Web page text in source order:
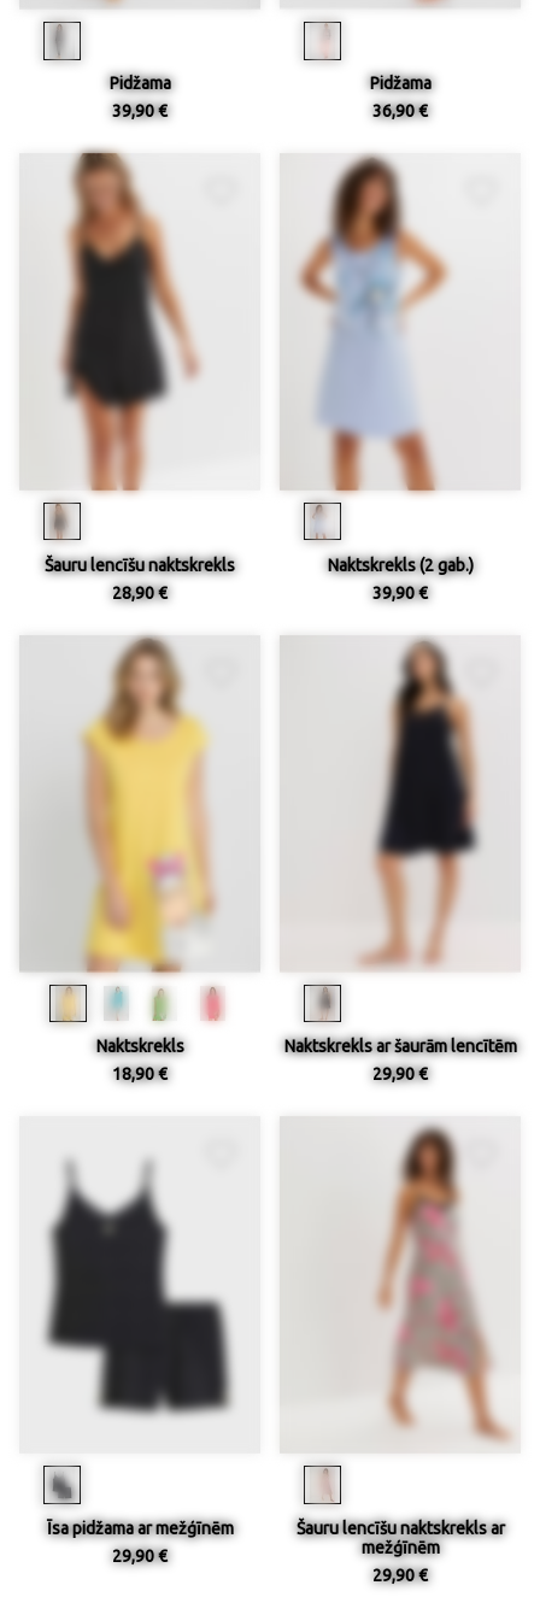
Pidžama
39,90 €
Pidžama
36,90 €
Šauru lencīšu naktskrekls
28,90 €
Naktskrekls (2 gab.)
39,90 €
Naktskrekls
18,90 €
Naktskrekls ar šaurām lencītēm
29,90 €
Īsa pidžama ar mežģīnēm
29,90 €
Šauru lencīšu naktskrekls ar
mežģīnēm
29,90 €